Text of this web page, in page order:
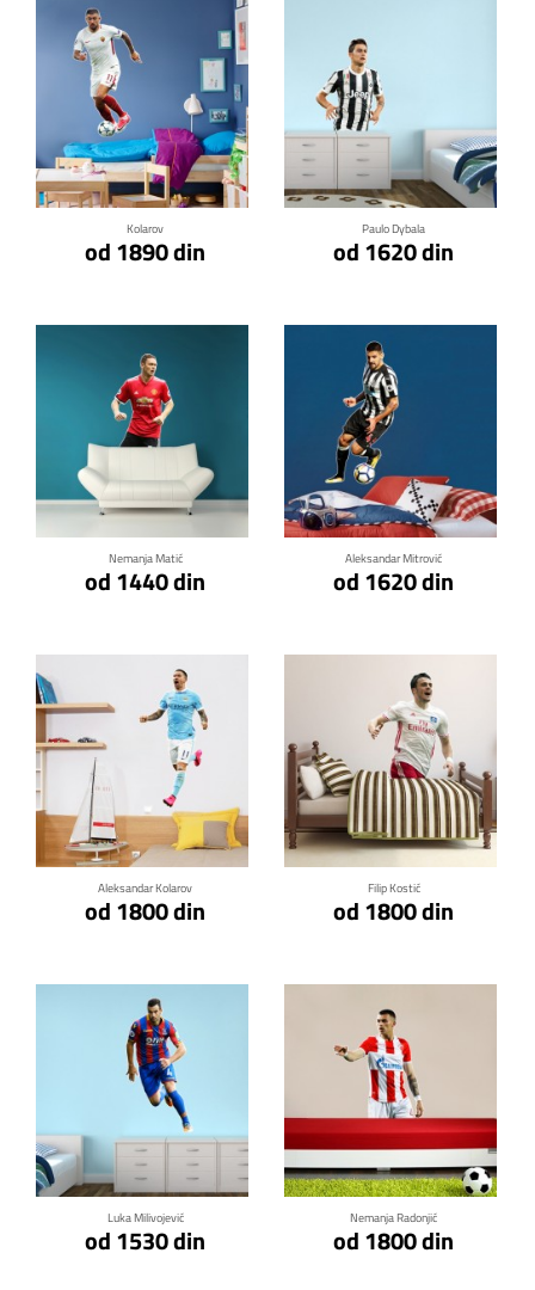
Kolarov
od 1890 din
Klikni za detalje
Paulo Dybala
od 1620 din
Klikni za detalje
Nemanja Matić
od 1440 din
Klikni za detalje
Aleksandar Mitrović
od 1620 din
Klikni za detalje
Aleksandar Kolarov
od 1800 din
Klikni za detalje
Filip Kostić
od 1800 din
Klikni za detalje
Luka Milivojević
od 1530 din
Klikni za detalje
Nemanja Radonjić
od 1800 din
Klikni za detalje